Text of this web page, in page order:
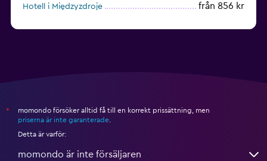
Hotell i Międzyzdroje från 856 kr
*
momondo försöker alltid få till en korrekt prissättning, men
priserna är inte garanterade
Detta är varför:
momondo är inte försäljaren